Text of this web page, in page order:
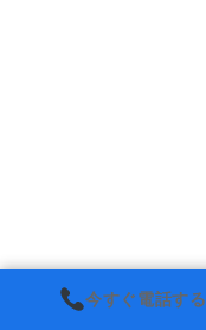
今すぐ電話する